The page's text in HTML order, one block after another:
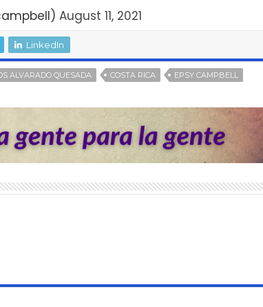
August 11, 2021
LinkedIn
ALVARADO QUESADA COSTA RICA EPSY CAMPBELL